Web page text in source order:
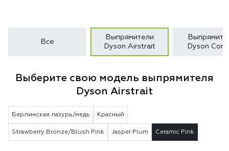
Все
Выпрямители
Dyson Airstrait
Dyson
Выберите свою модель выпрямителя
Dyson Airstrait
Берлинская лазурь/медь Красный
Strawberry Bronze/Blush Pink Jasper Plum Ceramic Pink